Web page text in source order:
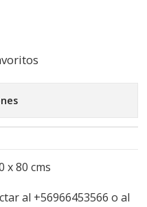
x 80 cms
al +56966453566 o al